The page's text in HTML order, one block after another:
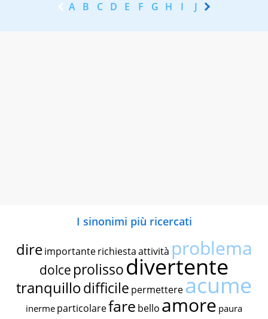
A B C D E F G H I J K
I sinonimi più ricercati
dire importante richiestaattività problema
dolce prolissodivertente
tranquillodifficile permettereacume
inerme particolarefare bello amore paura